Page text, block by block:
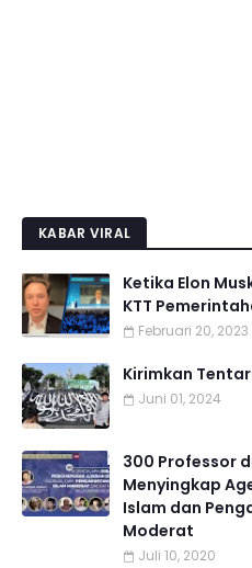
KABAR VIRAL
Ketika Elon
KTT
Februari 20, 2023
Kirimkan
Juni 01, 2024
300 Professor
Menyingkap
Islam dan
Moderat
Juli 10, 2020